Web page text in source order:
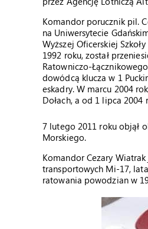
Komandor porucznik pil.
na Uniwersytecie
Wyższej Oficerskiej
1992 roku, został
Ratowniczo-
dowódcą klucza w 1
eskadry. W marcu 2004
Dołach, a od 1 lipca 2004
7 lutego 2011 roku objął
Morskiego.
Komandor Cezary
transportowych Mi-17,
ratowania powodzian w